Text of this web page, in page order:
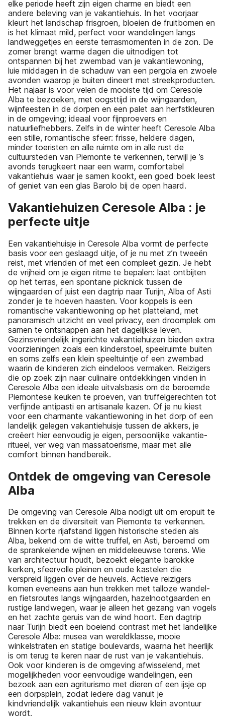
elke periode heeft zijn eigen charme en biedt een
andere beleving van je vakantiehuis. In het voorjaar
kleurt het landschap frisgroen, bloeien de fruitbomen en
is het klimaat mild, perfect voor wandelingen langs
landweggetjes en eerste terrasmomenten in de zon. De
zomer brengt warme dagen die uitnodigen tot
ontspannen bij het zwembad van je vakantiewoning,
luie middagen in de schaduw van een pergola en zwoele
avonden waarop je buiten dineert met streekproducten.
Het najaar is voor velen de mooiste tijd om Ceresole
Alba te bezoeken, met oogsttijd in de wijngaarden,
wijnfeesten in de dorpen en een palet aan herfstkleuren
in de omgeving; ideaal voor fijnproevers en
natuurliefhebbers. Zelfs in de winter heeft Ceresole Alba
een stille, romantische sfeer: frisse, heldere dagen,
minder toeristen en alle ruimte om in alle rust de
cultuursteden van Piemonte te verkennen, terwijl je ’s
avonds terugkeert naar een warm, comfortabel
vakantiehuis waar je samen kookt, een goed boek leest
of geniet van een glas Barolo bij de open haard.
Vakantiehuizen Ceresole Alba : je
perfecte uitje
Een vakantiehuisje in Ceresole Alba vormt de perfecte
basis voor een geslaagd uitje, of je nu met z’n tweeën
reist, met vrienden of met een compleet gezin. Je hebt
de vrijheid om je eigen ritme te bepalen: laat ontbijten
op het terras, een spontane picknick tussen de
wijngaarden of juist een dagtrip naar Turijn, Alba of Asti
zonder je te hoeven haasten. Voor koppels is een
romantische vakantiewoning op het platteland, met
panoramisch uitzicht en veel privacy, een droomplek om
samen te ontsnappen aan het dagelijkse leven.
Gezinsvriendelijk ingerichte vakantiehuizen bieden extra
voorzieningen zoals een kinderstoel, speelruimte buiten
en soms zelfs een klein speeltuintje of een zwembad
waarin de kinderen zich eindeloos vermaken. Reizigers
die op zoek zijn naar culinaire ontdekkingen vinden in
Ceresole Alba een ideale uitvalsbasis om de beroemde
Piemontese keuken te proeven, van truffelgerechten tot
verfijnde antipasti en artisanale kazen. Of je nu kiest
voor een charmante vakantiewoning in het dorp of een
landelijk gelegen vakantiehuisje tussen de akkers, je
creëert hier eenvoudig je eigen, persoonlijke vakantie-
ritueel, ver weg van massatoerisme, maar met alle
comfort binnen handbereik.
Ontdek de omgeving van Ceresole
Alba
De omgeving van Ceresole Alba nodigt uit om eropuit te
trekken en de diversiteit van Piemonte te verkennen.
Binnen korte rijafstand liggen historische steden als
Alba, bekend om de witte truffel, en Asti, beroemd om
de sprankelende wijnen en middeleeuwse torens. Wie
van architectuur houdt, bezoekt elegante barokke
kerken, sfeervolle pleinen en oude kastelen die
verspreid liggen over de heuvels. Actieve reizigers
komen eveneens aan hun trekken met talloze wandel-
en fietsroutes langs wijngaarden, hazelnootgaarden en
rustige landwegen, waar je alleen het gezang van vogels
en het zachte geruis van de wind hoort. Een dagtrip
naar Turijn biedt een boeiend contrast met het landelijke
Ceresole Alba: musea van wereldklasse, mooie
winkelstraten en statige boulevards, waarna het heerlijk
is om terug te keren naar de rust van je vakantiehuis.
Ook voor kinderen is de omgeving afwisselend, met
mogelijkheden voor eenvoudige wandelingen, een
bezoek aan een agriturismo met dieren of een ijsje op
een dorpsplein, zodat iedere dag vanuit je
kindvriendelijk vakantiehuis een nieuw klein avontuur
wordt.